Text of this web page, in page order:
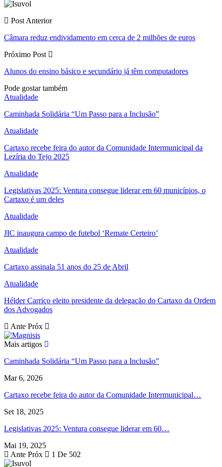
Post Anterior
Câmara reduz endividamento em cerca de 2 milhões de euros
Próximo Post
Alunos do ensino básico e secundário já têm computadores
Pode gostar também
Atualidade
Caminhada Solidária “Um Passo para a Inclusão”
Atualidade
Cartaxo recebe feira do autor da Comunidade Intermunicipal da
Lezíria do Tejo 2025
Atualidade
Legislativas 2025: Ventura consegue liderar em 60 municípios, o
Cartaxo é um deles
Atualidade
JIC inaugura campo de futebol ‘Remate Certeiro’
Atualidade
Cartaxo assinala 51 anos do 25 de Abril
Atualidade
Hélder Carriço eleito presidente da delegação do Cartaxo da Ordem
dos Advogados
Ante Próx
Mais artigos
Caminhada Solidária “Um Passo para a Inclusão”
Mar 6, 2026
Cartaxo recebe feira do autor da Comunidade Intermunicipal…
Set 18, 2025
Legislativas 2025: Ventura consegue liderar em 60…
Mai 19, 2025
Ante Próx 1 De 502